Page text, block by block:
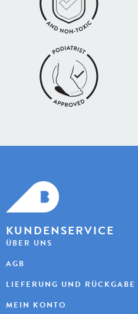
KUNDENSERVICE
ÜBER UNS
AGB
LIEFERUNG UND RÜCKGABE
MEIN KONTO